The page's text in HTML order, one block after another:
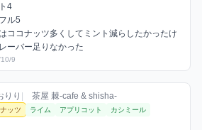
4
ル5
ココナッツ多くしてミント減らしたかったけ
ーバー足りなかった
9
ックスを見る
り / お店シーシャ / 2025年10月11日
りり | 茶屋 棘-cafe & shisha-
フレーバー
ッツ ライム アプリコット カシミール